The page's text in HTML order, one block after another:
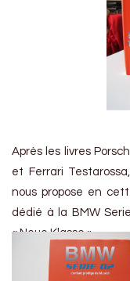
Après les livres
et Ferrari
nous propose en
dédié à la BMW
« Neue Klasse ».